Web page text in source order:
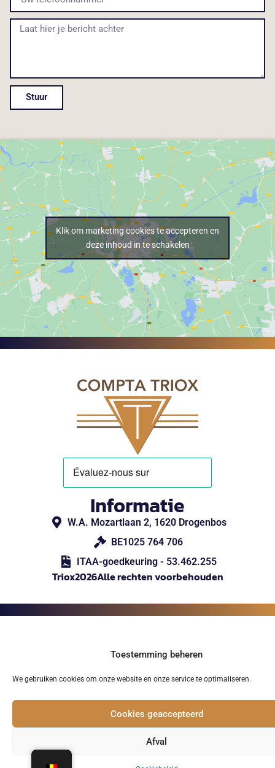
Toestemming beheren
We gebruiken cookies om onze website en onze service te optimaliseren.
Cookies geaccepteerd
Afval
Stuur
Klik om marketing cookies te accepteren en
deze inhoud in te schakelen
Informatie
W.A. Mozartlaan 2, 1620 Drogenbos
BE1025 764 706
ITAA-goedkeuring - 53.462.255
Triox2026Alle rechten voorbehouden